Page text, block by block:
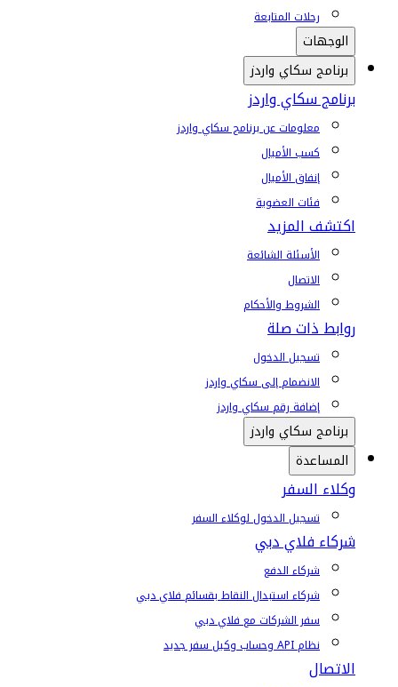
رحلات المتابعة
الوجهات
برنامج سكاي واردز
برنامج سكاي واردز
معلومات عن برنامج سكاي واردز
كسب الأميال
إنفاق الأميال
فئات العضوية
اكتشف المزيد
الأسئلة الشائعة
الاتصال
الشروط والأحكام
روابط ذات صلة
تسجيل الدخول
الانضمام إلى سكاي واردز
إضافة رقم سكاي واردز
برنامج سكاي واردز
المساعدة
وكلاء السفر
تسجيل الدخول لوكلاء السفر
شركاء فلاي دبي
شركاء الدفع
شركاء استبدال النقاط بقسائم فلاي دبي
سفر الشركات مع فلاي دبي
نظام API وحساب وكيل سفر جديد
الاتصال